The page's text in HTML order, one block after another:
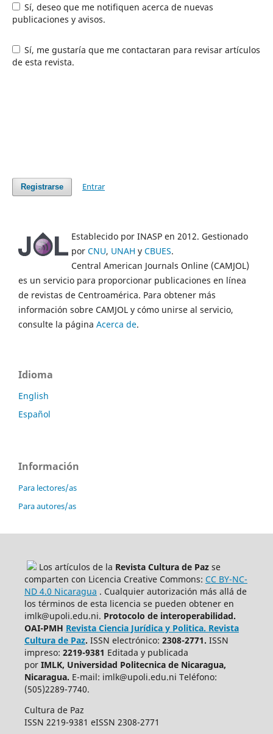
Sí, deseo que me notifiquen acerca de nuevas
publicaciones y avisos.
Sí, me gustaría que me contactaran para revisar artículos
de esta revista.
Registrarse Entrar
Establecido por INASP en 2012. Gestionado
por CNU, UNAH y CBUES.
Central American Journals Online (CAMJOL)
es un servicio para proporcionar publicaciones en línea
de revistas de Centroamérica. Para obtener más
información sobre CAMJOL y cómo unirse al servicio,
consulte la página Acerca de.
Idioma
English
Español
Información
Para lectores/as
Para autores/as
Los artículos de la Revista Cultura de Pazse
comparten con Licencia Creative Commons: CC BY-NC-
ND 4.0 Nicaragua . Cualquier autorización más allá de
los términos de esta licencia se pueden obtener en
imlk@upoli.edu.ni. Protocolo de interoperabilidad.
OAI-PMH Revista Ciencia Jurídica y Politica. Revista
Cultura de Paz. ISSN electrónico: 2308-2771. ISSN
impreso: 2219-9381 Editada y publicada
porIMLK, Universidad Politecnica de Nicaragua,
Nicaragua. E-mail: imlk@upoli.edu.ni Teléfono:
(505)2289-7740.
Cultura de Paz
ISSN 2219-9381 eISSN 2308-2771